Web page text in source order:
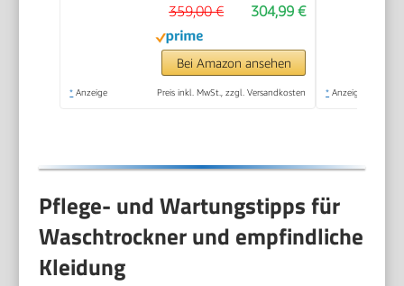
Waschen & Trocknen,
Steam Care, Turbo
Wash, 48 cm tief,
APP-Steuerung,
304,99 €
359,00 €
Bei Amazon ansehen
* Anzeige Preis inkl. MwSt., zzgl. Versandkosten * Anzeige
Pflege- und Wartungstipps für
Waschtrockner und empfindliche
Kleidung